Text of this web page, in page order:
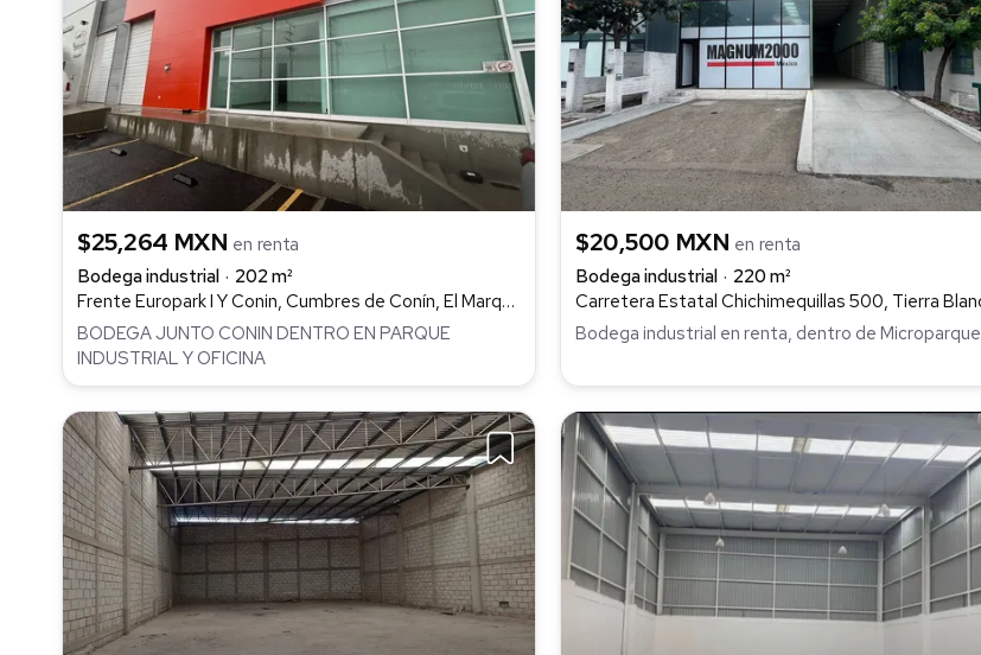
$25,264 MXN en renta
Bodega industrial
202 m²
Frente Europark I Y Conin, Cumbres de Conín, El Marqués
BODEGA JUNTO CONIN DENTRO EN PARQUE
INDUSTRIAL Y OFICINA
$20,500 MXN en renta
Bodega industrial
220 m²
Bodega industrial en renta, dentro de Microparque